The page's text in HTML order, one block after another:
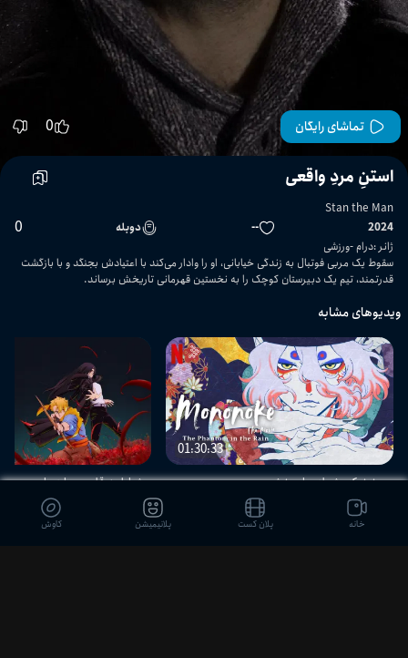
تماشای رایگان 0
استنِ مردِ واقعی
Stan the Man
2024
-- دوبله 0
ژانر :درام ورزشی
سقوط یک مربی فوتبال به زندگی خیابانی، او را وادار می‌کند با اعتیادش بجنگد و با بازگشت
قدرتمند، تیم یک دبیرستان کوچک را به نخستین قهرمانی تاریخش برساند.
ویدیوهای مشابه
01:30:33
مونونوکه: شعله های خشم شیاطین قلمرو سایه‌ها
خانه پلان کست پلانیمیشن کاوش